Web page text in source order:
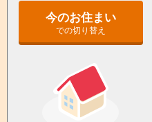
今のお住まい
での切り替え
都市ガス
ご利用状況を
各プランの節約額を
比較
LPガス（プロ
個別交渉
複数社からの見積もり
一括見積